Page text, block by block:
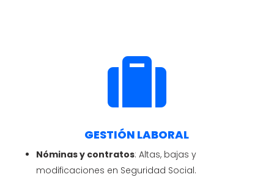

GESTIÓN LABORAL
Nóminas y contratos: Altas, bajas y
modificaciones en Seguridad Social.